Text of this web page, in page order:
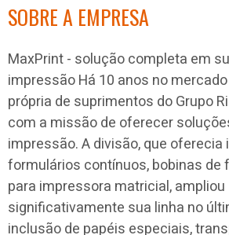
SOBRE A EMPRESA
MaxPrint - solução completa em
impressão Há 10 anos no
própria de suprimentos do Grupo
com a missão de oferecer
impressão. A divisão, que
formulários contínuos, bobinas de
para impressora matricial, ampliou
significativamente sua linha no
inclusão de papéis especiais,